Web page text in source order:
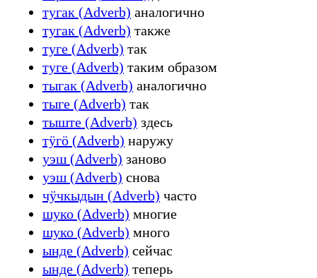
тугак (Adverb) аналогично
тугак (Adverb) также
туге (Adverb) так
туге (Adverb) таким образом
тыгак (Adverb) аналогично
тыге (Adverb) так
тыште (Adverb) здесь
тӱгӧ (Adverb) наружу
уэш (Adverb) заново
уэш (Adverb) снова
чӱчкыдын (Adverb) часто
шуко (Adverb) многие
шуко (Adverb) много
ынде (Adverb) сейчас
ынде (Adverb) теперь